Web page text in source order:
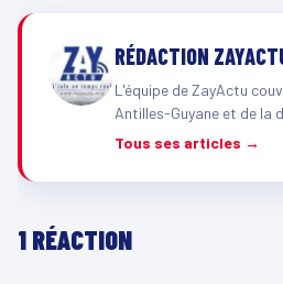
RÉDACTION
L'équipe de ZayActu
Antilles-Guyane et de la
Tous ses articles →
1 RÉACTION